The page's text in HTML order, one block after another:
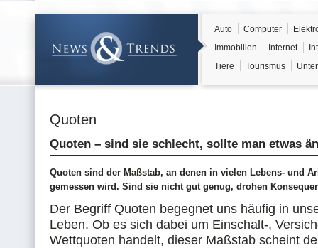
Auto Computer
Immobilien
Internet
Tiere
Tourismus
Quoten
Quoten – sind sie schlecht, sollte man etwas
Quoten sind der Maßstab, an denen in vielen Lebens- und
gemessen wird. Sind sie nicht gut genug, drohen
Der Begriff Quoten begegnet uns häufig in
Leben. Ob es sich dabei um Einschalt-,
Wettquoten handelt, dieser Maßstab scheint